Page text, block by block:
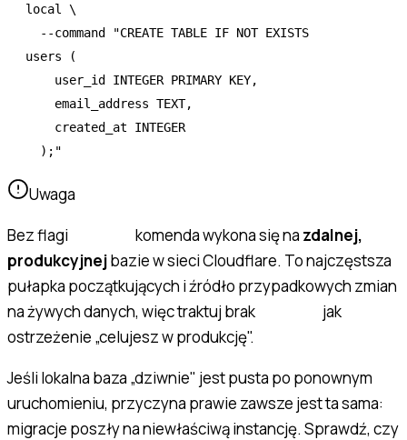
local
\
  --command
"CREATE TABLE IF NOT EXISTS
users (
    user_id INTEGER PRIMARY KEY,
    email_address TEXT,
    created_at INTEGER
  );"
Uwaga
Bez flagi
komenda wykona się na zdalnej,
produkcyjnejbazie w sieci Cloudflare. To najczęstsza
pułapka początkujących i źródło przypadkowych zmian
na żywych danych, więc traktuj brak
jak
ostrzeżenie „celujesz w produkcję".
Jeśli lokalna baza „dziwnie" jest pusta po ponownym
uruchomieniu, przyczyna prawie zawsze jest ta sama:
migracje poszły na niewłaściwą instancję. Sprawdź, czy